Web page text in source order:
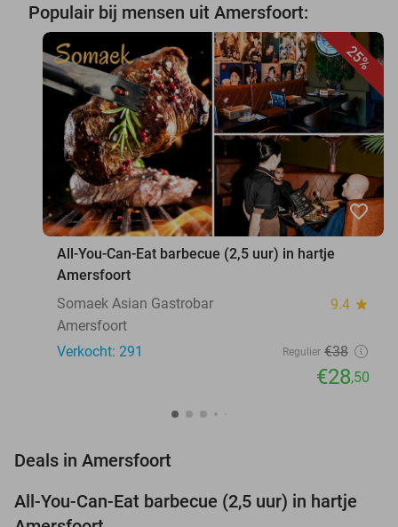
Populair bij mensen uit Amersfoort:
25%
favorite_border
All-You-Can-Eat barbecue (2,5 uur) in hartje
Amersfoort
Somaek Asian Gastrobar
9.4 star
Amersfoort
Verkocht: 291
Regulier €38
€28,50
Deals in Amersfoort
25%
All-You-Can-Eat barbecue (2,5 uur) in hartje